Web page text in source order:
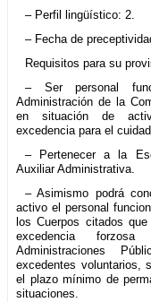
– Perfil lingüístico: 2.
– Fecha de
Requisitos para su
– Ser personal
Administración de la
en situación de
excedencia para el
– Pertenecer a la
Auxiliar Administrativa.
– Asimismo podrá
activo el personal
los Cuerpos citados
excedencia
Administraciones
excedentes voluntarios,
el plazo mínimo de
situaciones.